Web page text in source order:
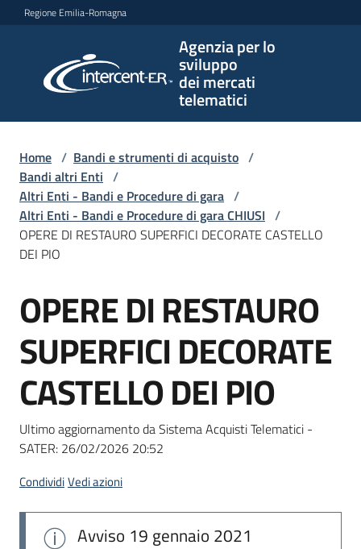
Vai al contenuto
Vai alla navigazione
Vai al footer
Regione Emilia-Romagna
Agenzia per lo
sviluppo
dei mercati
telematici
per lo
sviluppo
telematici
L'Agenzia
Bandi
e
di
Supporto
Home / Bandi e strumenti di acquisto /
Bandi altri Enti /
Altri Enti - Bandi e Procedure di gara /
Altri Enti - Bandi e Procedure di gara CHIUSI /
OPERE DI RESTAURO SUPERFICI DECORATE CASTELLO
DEI PIO
Salta al contenuto
OPERE DI RESTAURO
SUPERFICI DECORATE
CASTELLO DEI PIO
Ultimo aggiornamento da Sistema Acquisti Telematici -
SATER: 26/02/2026 20:52
CondividiVedi azioni
Avviso 19 gennaio 2021